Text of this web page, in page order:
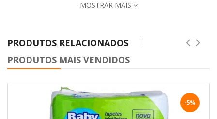
MOSTRAR MAIS
PRODUTOS RELACIONADOS
PRODUTOS MAIS VENDIDOS
-5%